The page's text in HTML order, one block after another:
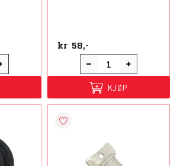
kr 58,-
KJØP